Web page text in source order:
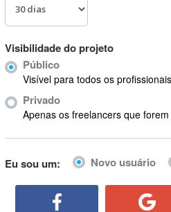
ABIS
AbleCommerce
Ableton Live
Abstract Window Toolkit (AWT)
Visibilidade do projeto
Público
Visível para todos os
Privado
Apenas os freelancers que
Eu sou um: Novo usuário